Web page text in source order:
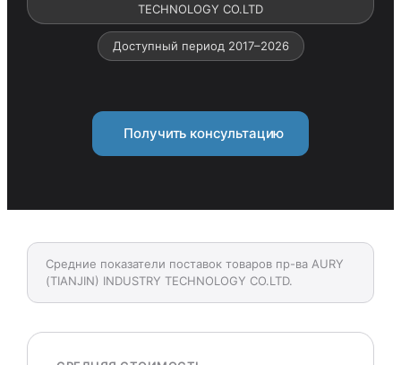
TECHNOLOGY CO.LTD
Доступный период 2017–2026
Получить консультацию
Средние показатели поставок товаров пр-ва AURY
(TIANJIN) INDUSTRY TECHNOLOGY CO.LTD.